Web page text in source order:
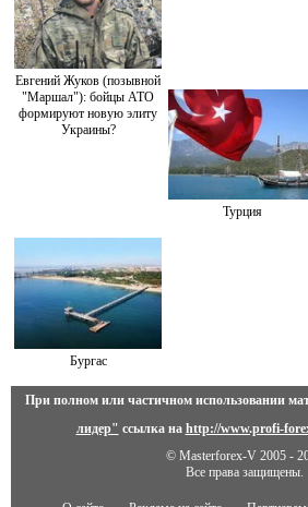
Евгений Жуков (позывной
"Маршал"): бойцы АТО
формируют новую элиту
Украины?
Турция
Бургас
При полном или частичном использовании
лидер" ссылка на http://www.profi-
© Masterforex-V 2005 -
Все права защищены.